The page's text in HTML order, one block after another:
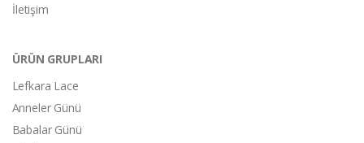
İletişim
ÜRÜN GRUPLARI
Lefkara Lace
Anneler Günü
Babalar Günü